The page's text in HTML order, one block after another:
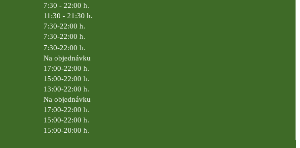
7:30 - 22:00 h.
11:30 - 21:30 h.
7:30-22:00 h.
7:30-22:00 h.
7:30-22:00 h.
Na objednávku
17:00-22:00 h.
15:00-22:00 h.
13:00-22:00 h.
Na objednávku
17:00-22:00 h.
15:00-22:00 h.
15:00-20:00 h.